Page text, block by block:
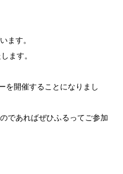
ます。
ます。
を開催することになりまし
であればぜひふるってご参加